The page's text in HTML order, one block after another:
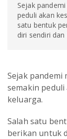
Sejak
peduli akan
satu bentuk
diri sendiri
Sejak pandemi
semakin
keluarga.
Salah satu
berikan untuk